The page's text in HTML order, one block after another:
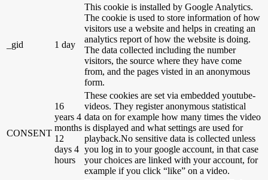
_gid 1 day
This cookie is installed by Google Analytics.
The cookie is used to store information of how
visitors use a website and helps in creating an
analytics report of how the website is doing.
The data collected including the number
visitors, the source where they have come
from, and the pages visted in an anonymous
form.
CONSENT
16
years 4
months
12
days 4
hours
These cookies are set via embedded youtube-
videos. They register anonymous statistical
data on for example how many times the video
is displayed and what settings are used for
playback.No sensitive data is collected unless
you log in to your google account, in that case
your choices are linked with your account, for
example if you click “like” on a video.